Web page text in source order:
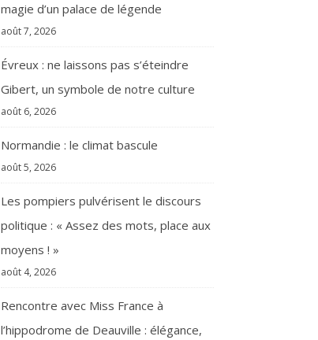
magie d’un palace de légende
août 7, 2026
Évreux : ne laissons pas s’éteindre
Gibert, un symbole de notre culture
août 6, 2026
Normandie : le climat bascule
août 5, 2026
Les pompiers pulvérisent le discours
politique : « Assez des mots, place aux
moyens ! »
août 4, 2026
Rencontre avec Miss France à
l’hippodrome de Deauville : élégance,